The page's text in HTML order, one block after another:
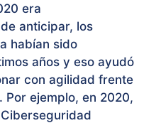
era
anticipar, los
habían sido
años y eso ayudó
con agilidad frente
Por ejemplo, en 2020,